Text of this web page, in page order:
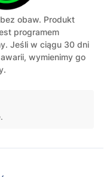
obaw. Produkt
programem
Jeśli w ciągu 30 dni
wymienimy go